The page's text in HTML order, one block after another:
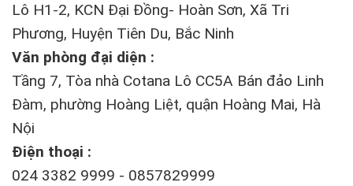
Lô H1-2, KCN Đại Đồng- Hoàn Sơn, Xã Tri
Phương, Huyện Tiên Du, Bắc Ninh
Văn phòng đại diện :
Tầng 7, Tòa nhà Cotana Lô CC5A Bán đảo Linh
Đàm, phường Hoàng Liệt, quận Hoàng Mai, Hà
Nội
Điện thoại :
024 3382 9999 - 0857829999